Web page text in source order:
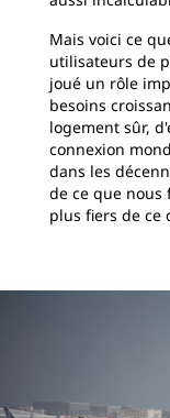
Mais voici ce
utilisateurs de
joué un rôle
besoins
logement sûr,
connexion
dans les
de ce que nous
plus fiers de ce